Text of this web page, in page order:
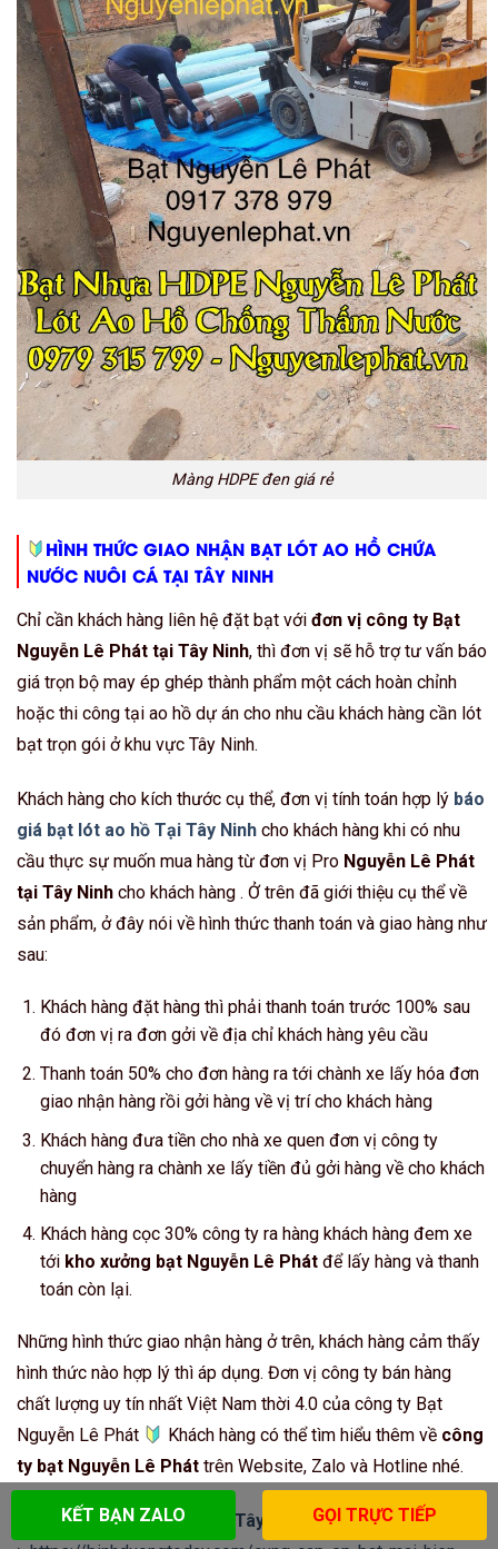
Màng HDPE đen giá rẻ
HÌNH THỨC GIAO NHẬN BẠT LÓT AO HỒ CHỨA
NƯỚC NUÔI CÁ TẠI TÂY NINH
Chỉ cần khách hàng liên hệ đặt bạt với đơn vị công ty Bạt
Nguyễn Lê Phát tại Tây Ninh, thì đơn vị sẽ hỗ trợ tư vấn báo
giá trọn bộ may ép ghép thành phẩm một cách hoàn chỉnh
hoặc thi công tại ao hồ dự án cho nhu cầu khách hàng cần lót
bạt trọn gói ở khu vực Tây Ninh.
Khách hàng cho kích thước cụ thể, đơn vị tính toán hợp lý báo
giá bạt lót ao hồ Tại Tây Ninh cho khách hàng khi có nhu
cầu thực sự muốn mua hàng từ đơn vị Pro Nguyễn Lê Phát
tại Tây Ninh cho khách hàng . Ở trên đã giới thiệu cụ thể về
sản phẩm, ở đây nói về hình thức thanh toán và giao hàng như
sau:
Khách hàng đặt hàng thì phải thanh toán trước 100% sau
đó đơn vị ra đơn gởi về địa chỉ khách hàng yêu cầu
Thanh toán 50% cho đơn hàng ra tới chành xe lấy hóa đơn
giao nhận hàng rồi gởi hàng về vị trí cho khách hàng
Khách hàng đưa tiền cho nhà xe quen đơn vị công ty
chuyển hàng ra chành xe lấy tiền đủ gởi hàng về cho khách
hàng
Khách hàng cọc 30% công ty ra hàng khách hàng đem xe
tới kho xưởng bạt Nguyễn Lê Phátđể lấy hàng và thanh
toán còn lại.
Những hình thức giao nhận hàng ở trên, khách hàng cảm thấy
hình thức nào hợp lý thì áp dụng. Đơn vị công ty bán hàng
chất lượng uy tín nhất Việt Nam thời 4.0 của công ty Bạt
Nguyễn Lê Phát
Khách hàng có thể tìm hiểu thêm về công
ty bạt Nguyễn Lê Phát trên Website, Zalo và Hotline nhé.
May ép bạt mái xếp ở Tây Ninh
KẾT BẠN ZALO GỌI TRỰC TIẾP